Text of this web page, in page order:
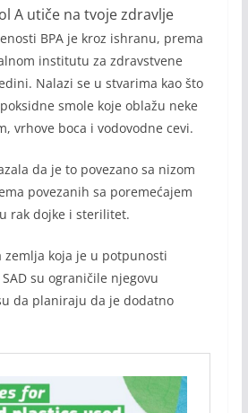
A utiče na tvoje zdravlje
BPA je kroz ishranu, prema
institutu za zdravstvene
Nalazi se u stvarima kao što
smole koje oblažu neke
vrhove boca i vodovodne cevi.
da je to povezano sa nizom
povezanih sa poremećajem
rak dojke i sterilitet.
zemlja koja je u potpunosti
su ograničile njegovu
da planiraju da je dodatno